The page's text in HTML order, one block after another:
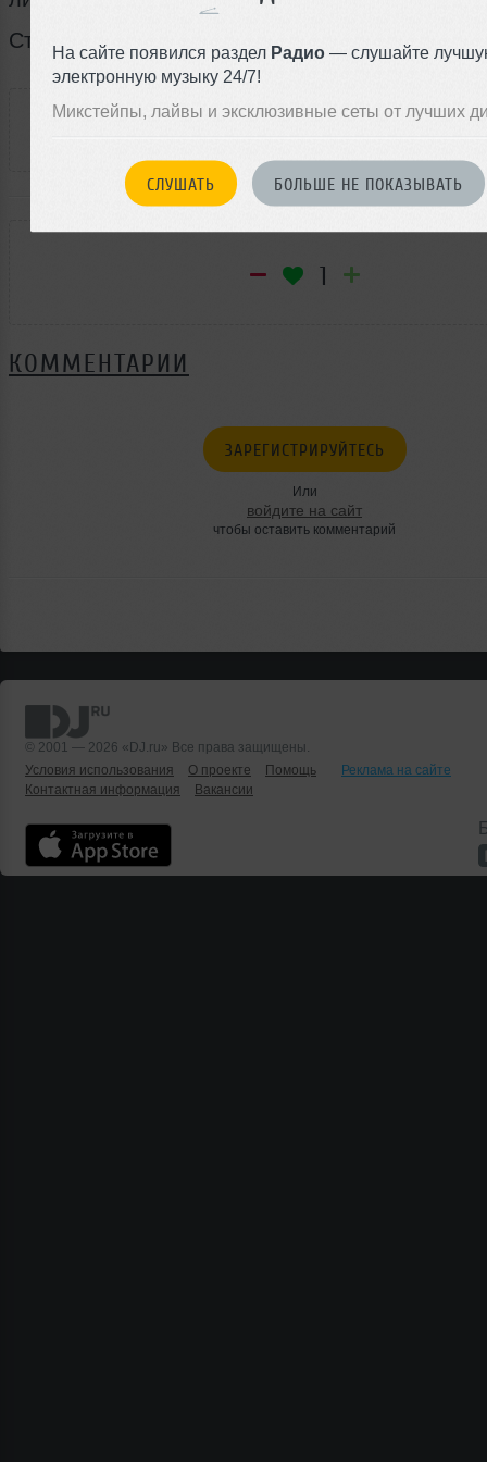
На сайте появился раздел Радио — слушайте
электронную музыку 24/7!
Микстейпы, лайвы и эксклюзивные сеты от лучших
СЛУШАТЬ БОЛЬШЕ НЕ ПОКАЗЫВАТЬ
Стоимость родстера 189 500 евро.
РАССКАЖИ ДРУЗЬЯМ
1
КОММЕНТАРИИ
ЗАРЕГИСТРИРУЙТЕСЬ
Или
войдите на сайт
чтобы оставить комментарий
© 2001 — 2026 «DJ.ru» Все права защищены.
Условия использования
О проекте Помощь
Реклама на сайте
Контактная информация
Вакансии